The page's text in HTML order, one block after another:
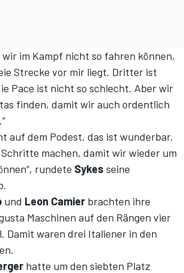
wir im Kampf nicht so fahren können,
Strecke vor mir liegt. Dritter ist
Pace ist nicht so schlecht. Aber wir
finden, damit wir auch ordentlich
auf dem Podest, das ist wunderbar,
machen, damit wir wieder um
rundete Sykes seine
und Leon Camier brachten ihre
Maschinen auf den Rängen vier
Damit waren drei Italiener in den
hatte um den siebten Platz